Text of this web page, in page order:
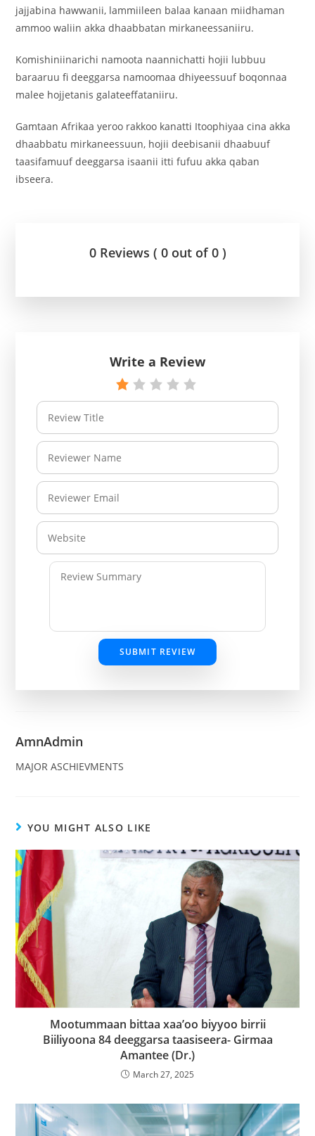
jajjabina hawwanii, lammiileen balaa kanaan miidhaman
ammoo waliin akka dhaabbatan mirkaneessaniiru.
‎Komishiniinarichi namoota naannichatti hojii lubbuu
baraaruu fi deeggarsa namoomaa dhiyeessuuf boqonnaa
malee hojjetanis galateeffataniiru.
‎Gamtaan Afrikaa yeroo rakkoo kanatti Itoophiyaa cina akka
dhaabbatu mirkaneessuun, hojii deebisanii dhaabuuf
taasifamuuf deeggarsa isaanii itti fufuu akka qaban
ibseera.
0 Reviews ( 0 out of 0 )
Write a Review
SUBMIT REVIEW
AmnAdmin
MAJOR ASCHIEVMENTS
YOU MIGHT ALSO LIKE
Mootummaan bittaa xaa’oo biyyoo birrii
Biiliyoona 84 deeggarsa taasiseera- Girmaa
Amantee (Dr.)
March 27, 2025